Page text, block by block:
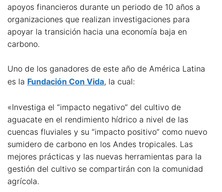
apoyos financieros durante un periodo de 10 años a
organizaciones que realizan investigaciones para
apoyar la transición hacia una economía baja en
carbono.
Uno de los ganadores de este año de América Latina
es la Fundación Con Vida, la cual:
«Investiga el “impacto negativo” del cultivo de
aguacate en el rendimiento hídrico a nivel de las
cuencas fluviales y su “impacto positivo” como nuevo
sumidero de carbono en los Andes tropicales. Las
mejores prácticas y las nuevas herramientas para la
gestión del cultivo se compartirán con la comunidad
agrícola.